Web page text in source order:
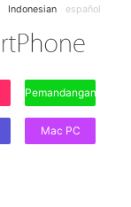
Indonesian español
Pemandangan
Mac PC